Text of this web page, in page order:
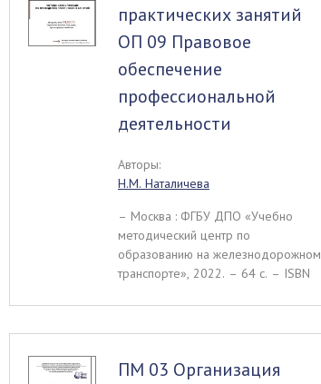
практических занятий
ОП 09 Правовое
обеспечение
профессиональной
деятельности
Авторы:
Н.М. Наталичева
– Москва : ФГБУ ДПО «Учебно
методический центр по
образованию на железнодорожном
транспорте», 2022. – 64 c. – ISBN
ПМ 03 Организация